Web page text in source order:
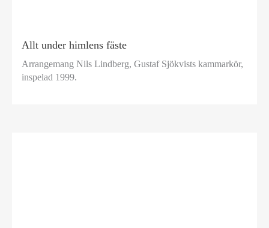
Allt under himlens fäste
Arrangemang Nils Lindberg, Gustaf Sjökvists kammarkör,
inspelad 1999.